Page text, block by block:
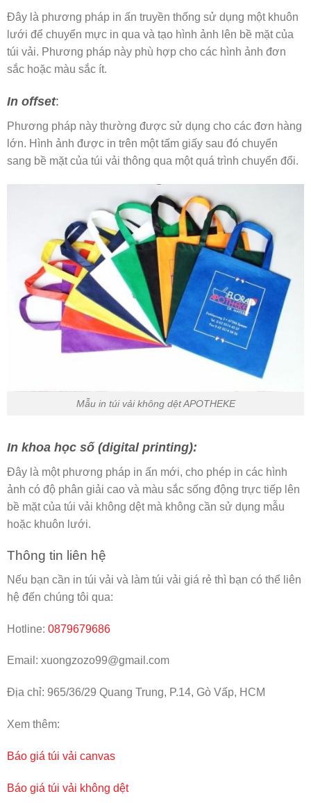
Đây là phương pháp in ấn truyền thống sử dụng một khuôn
lưới để chuyển mực in qua và tạo hình ảnh lên bề mặt của
túi vải. Phương pháp này phù hợp cho các hình ảnh đơn
sắc hoặc màu sắc ít.
In offset:
Phương pháp này thường được sử dụng cho các đơn hàng
lớn. Hình ảnh được in trên một tấm giấy sau đó chuyển
sang bề mặt của túi vải thông qua một quá trình chuyển đổi.
Mẫu in túi vải không dệt APOTHEKE
In khoa học số (digital printing):
Đây là một phương pháp in ấn mới, cho phép in các hình
ảnh có độ phân giải cao và màu sắc sống động trực tiếp lên
bề mặt của túi vải không dệt mà không cần sử dụng mẫu
hoặc khuôn lưới.
Thông tin liên hệ
Nếu bạn cần in túi vải và làm túi vải giá rẻ thì bạn có thể liên
hệ đến chúng tôi qua:
Hotline: 0879679686
Email: xuongzozo99@gmail.com
Địa chỉ: 965/36/29 Quang Trung, P.14, Gò Vấp, HCM
Xem thêm:
Báo giá túi vải canvas
Báo giá túi vải không dệt